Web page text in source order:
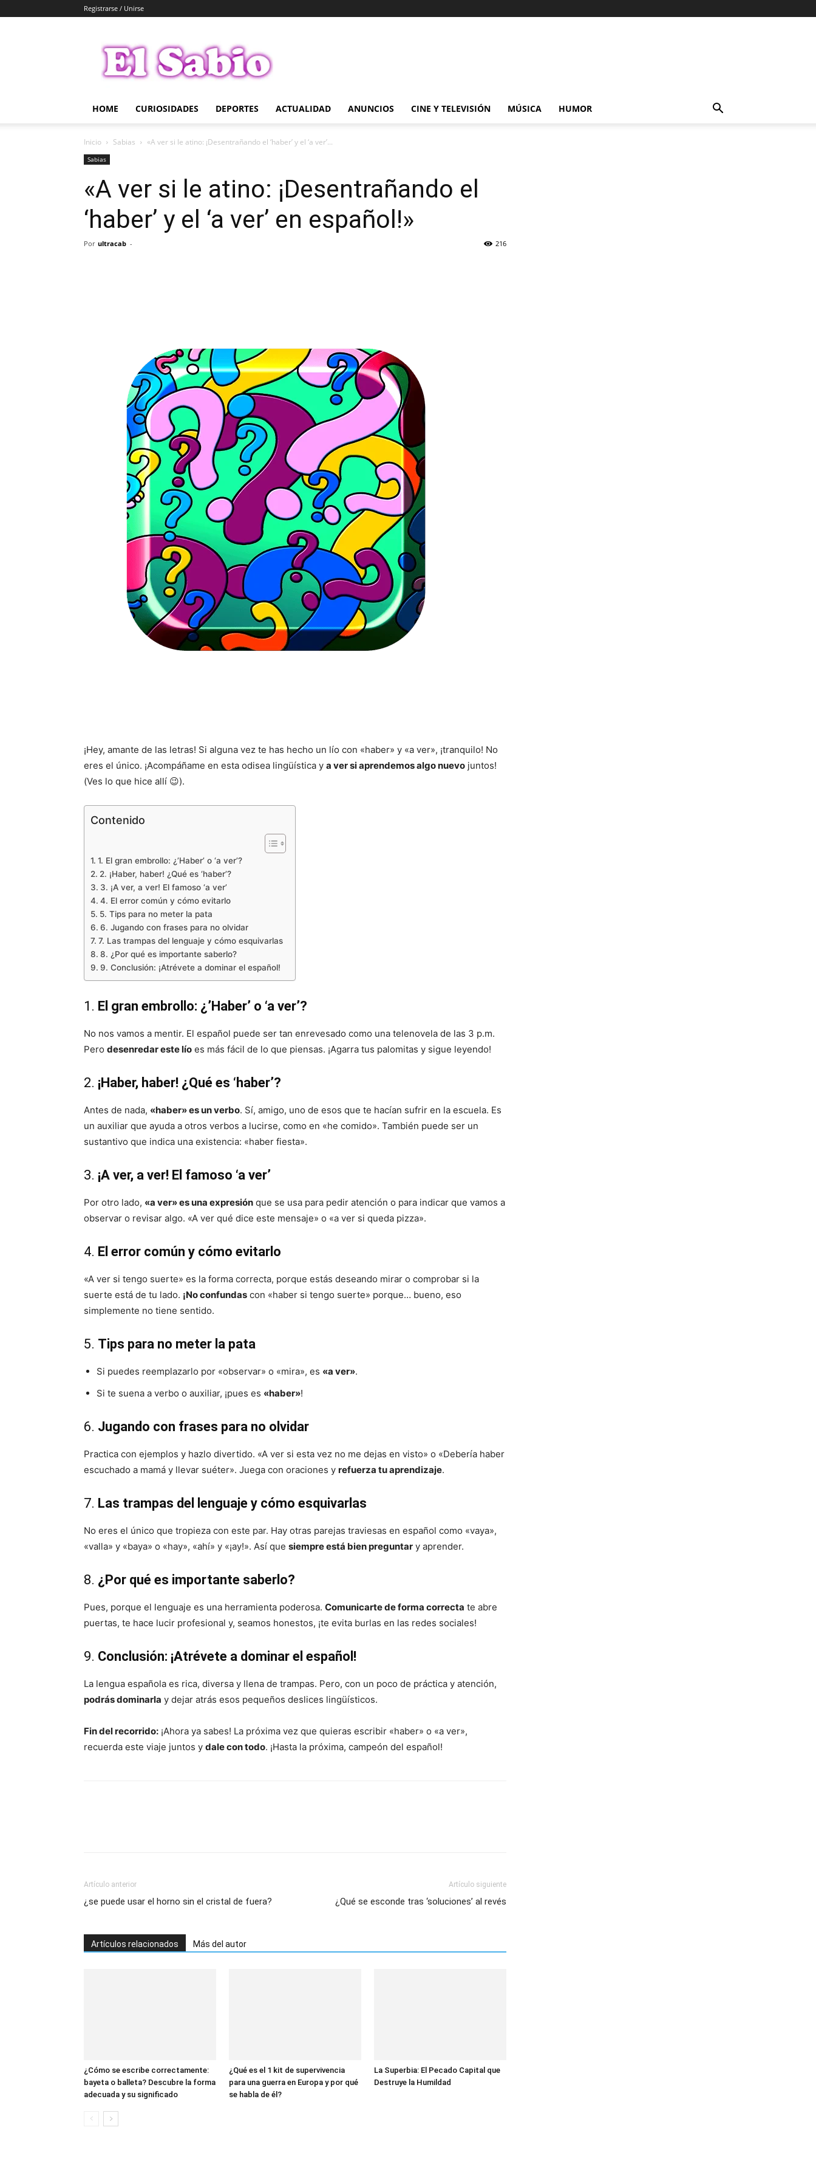
Registrarse / Unirse
Sabio
HOME CURIOSIDADES DEPORTES ACTUALIDAD ANUNCIOS CINE Y TELEVISIÓN MÚSICA HUMOR
Inicio Sabias «A ver si le atino: ¡Desentrañando el ‘haber’ y el ‘a ver’...
Sabias
«A ver si le atino: ¡Desentrañando el
‘haber’ y el ‘a ver’ en español!»
Por ultracab - 216
¡Hey, amante de las letras! Si alguna vez te has hecho un lío con «haber» y «a ver», ¡tranquilo! No
eres el único. ¡Acompáñame en esta odisea lingüística y a ver si aprendemos algo nuevo juntos!
(Ves lo que hice allí 😉).
Contenido
1. El gran embrollo: ¿’Haber’ o ‘a ver’?
2. ¡Haber, haber! ¿Qué es ‘haber’?
3. ¡A ver, a ver! El famoso ‘a ver’
4. El error común y cómo evitarlo
5. Tips para no meter la pata
6. Jugando con frases para no olvidar
7. Las trampas del lenguaje y cómo esquivarlas
8. ¿Por qué es importante saberlo?
9. Conclusión: ¡Atrévete a dominar el español!
1. El gran embrollo: ¿’Haber’ o ‘a ver’?
No nos vamos a mentir. El español puede ser tan enrevesado como una telenovela de las 3 p.m.
Pero desenredar este lío es más fácil de lo que piensas. ¡Agarra tus palomitas y sigue leyendo!
2. ¡Haber, haber! ¿Qué es ‘haber’?
Antes de nada, «haber» es un verbo. Sí, amigo, uno de esos que te hacían sufrir en la escuela. Es
un auxiliar que ayuda a otros verbos a lucirse, como en «he comido». También puede ser un
sustantivo que indica una existencia: «haber fiesta».
3. ¡A ver, a ver! El famoso ‘a ver’
Por otro lado, «a ver» es una expresión que se usa para pedir atención o para indicar que vamos a
observar o revisar algo. «A ver qué dice este mensaje» o «a ver si queda pizza».
4. El error común y cómo evitarlo
«A ver si tengo suerte» es la forma correcta, porque estás deseando mirar o comprobar si la
suerte está de tu lado. ¡No confundas con «haber si tengo suerte» porque… bueno, eso
simplemente no tiene sentido.
5. Tips para no meter la pata
Si puedes reemplazarlo por «observar» o «mira», es «a ver».
Si te suena a verbo o auxiliar, ¡pues es «haber»!
6. Jugando con frases para no olvidar
Practica con ejemplos y hazlo divertido. «A ver si esta vez no me dejas en visto» o «Debería haber
escuchado a mamá y llevar suéter». Juega con oraciones y refuerza tu aprendizaje.
7. Las trampas del lenguaje y cómo esquivarlas
No eres el único que tropieza con este par. Hay otras parejas traviesas en español como «vaya»,
«valla» y «baya» o «hay», «ahí» y «¡ay!». Así que siempre está bien preguntar y aprender.
8. ¿Por qué es importante saberlo?
Pues, porque el lenguaje es una herramienta poderosa. Comunicarte de forma correcta te abre
puertas, te hace lucir profesional y, seamos honestos, ¡te evita burlas en las redes sociales!
9. Conclusión: ¡Atrévete a dominar el español!
La lengua española es rica, diversa y llena de trampas. Pero, con un poco de práctica y atención,
podrás dominarla y dejar atrás esos pequeños deslices lingüísticos.
Fin del recorrido: ¡Ahora ya sabes! La próxima vez que quieras escribir «haber» o «a ver»,
recuerda este viaje juntos y dale con todo. ¡Hasta la próxima, campeón del español!
Artículo anterior
¿se puede usar el horno sin el cristal de fuera?
Artículo siguiente
¿Qué se esconde tras ‘soluciones’ al revés
Artículos relacionados Más del autor
¿Cómo se escribe correctamente:
bayeta o balleta? Descubre la forma
adecuada y su significado
¿Qué es el 1 kit de supervivencia
para una guerra en Europa y por qué
se habla de él?
La Superbia: El Pecado Capital que
Destruye la Humildad